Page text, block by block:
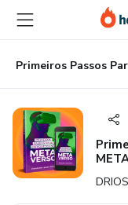
para
conteúdo
principal
para
pagamento
para
rodapé
DRIOS